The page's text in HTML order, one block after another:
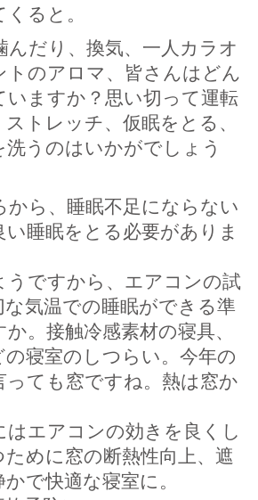
ると。
んだり、換気、一人カラオ
トのアロマ、皆さんはどん
いますか？思い切って運転
トレッチ、仮眠をとる、
洗うのはいかがでしょう
から、睡眠不足にならない
い睡眠をとる必要がありま
うですから、エアコンの試
気温での睡眠ができる準
。接触冷感素材の寝具、
の寝室のしつらい。今年の
っても窓ですね。熱は窓か
はエアコンの効きを良くし
めに窓の断熱性向上、遮
で快適な寝室に。